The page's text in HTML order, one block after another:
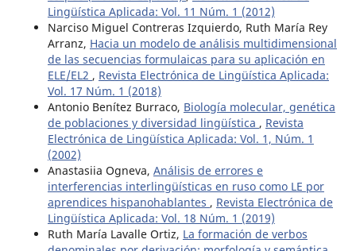
Lingüística Aplicada: Vol. 11 Núm. 1 (2012)
Narciso Miguel Contreras Izquierdo, Ruth María Rey
Arranz, Hacia un modelo de análisis multidimensional
de las secuencias formulaicas para su aplicación en
ELE/EL2 , Revista Electrónica de Lingüística Aplicada:
Vol. 17 Núm. 1 (2018)
Antonio Benítez Burraco, Biología molecular, genética
de poblaciones y diversidad lingüística , Revista
Electrónica de Lingüística Aplicada: Vol. 1, Núm. 1
(2002)
Anastasiia Ogneva, Análisis de errores e
interferencias interlingüísticas en ruso como LE por
aprendices hispanohablantes , Revista Electrónica de
Lingüística Aplicada: Vol. 18 Núm. 1 (2019)
Ruth María Lavalle Ortiz, La formación de verbos